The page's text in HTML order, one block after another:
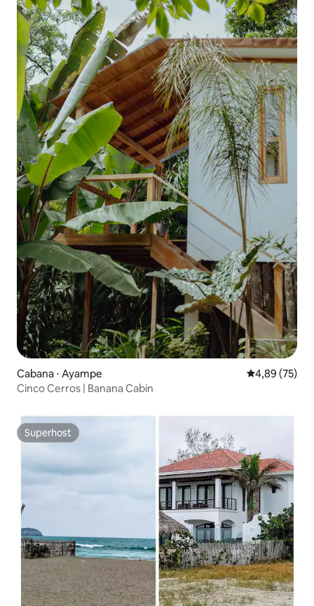
Cabana ⋅ Ayampe 4,89 de uma
4,89 (75)
Cinco Cerros | Banana Cabin
Superhost
Superhost